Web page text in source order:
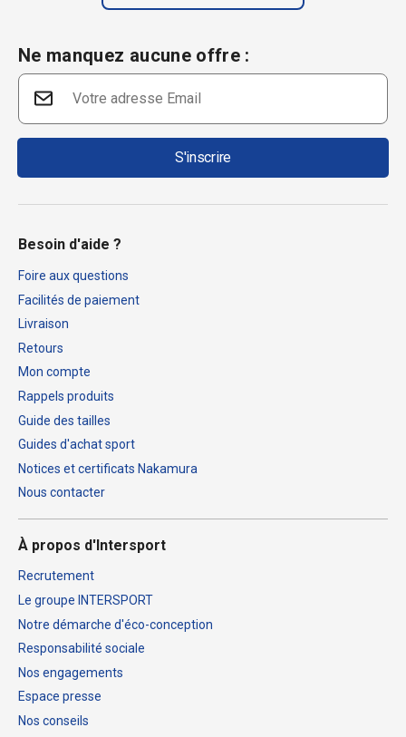
Ne manquez aucune offre :
S'inscrire
Besoin d'aide ?
Foire aux questions
Facilités de paiement
Livraison
Retours
Mon compte
Rappels produits
Guide des tailles
Guides d'achat sport
Notices et certificats Nakamura
Nous contacter
À propos d'Intersport
Recrutement
Le groupe INTERSPORT
Notre démarche d'éco-conception
Responsabilité sociale
Nos engagements
Espace presse
Nos conseils